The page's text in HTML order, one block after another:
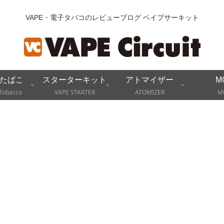
VAPE・電子タバコのレビューブログ ベイプサーキット
ばこ
スターターキット
VAPE STARTER
アトマイザー
ATOMIZER